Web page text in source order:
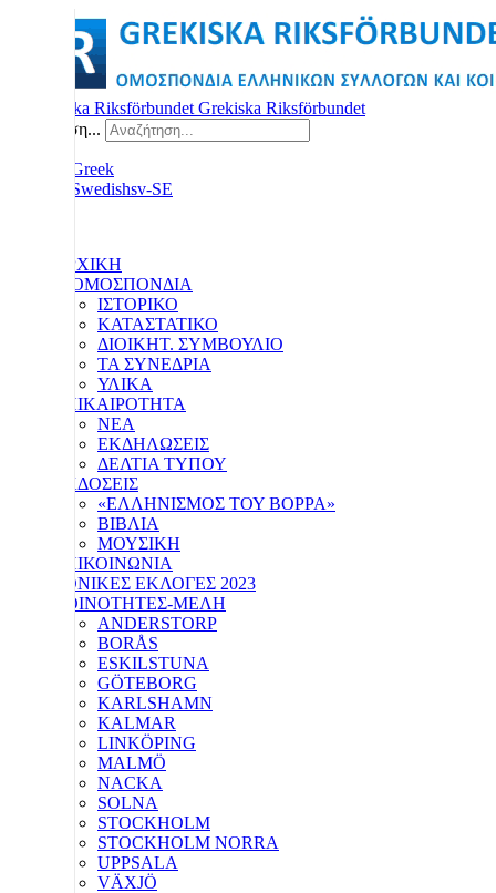
Grekiska Riksförbundet
Αναζήτηση...
ΑΡΧΙΚΗ
Η ΟΜΟΣΠΟΝΔΙΑ
ΙΣΤΟΡΙΚΟ
ΚΑΤΑΣΤΑΤΙΚΟ
ΔΙΟΙΚΗΤ. ΣΥΜΒΟΥΛΙΟ
ΤΑ ΣΥΝΕΔΡΙΑ
ΥΛΙΚΑ
ΕΠΙΚΑΙΡΟΤΗΤΑ
ΝΕΑ
ΕΚΔΗΛΩΣΕΙΣ
ΔΕΛΤΙΑ ΤΥΠΟΥ
ΕΚΔΟΣΕΙΣ
«ΕΛΛΗΝΙΣΜΟΣ ΤΟΥ ΒΟΡΡΑ»
ΒΙΒΛΙΑ
ΜΟΥΣΙΚΗ
ΕΠΙΚΟΙΝΩΝΙΑ
ΕΘΝΙΚΕΣ ΕΚΛΟΓΕΣ 2023
ΚΟΙΝΟΤΗΤΕΣ-ΜΕΛΗ
ANDERSTORP
BORÅS
ESKILSTUNA
GÖTEBORG
KARLSHAMN
KALMAR
LINKÖPING
MALMÖ
NACKA
SOLNA
STOCKHOLM
STOCKHOLM NORRA
UPPSALA
VÄXJÖ